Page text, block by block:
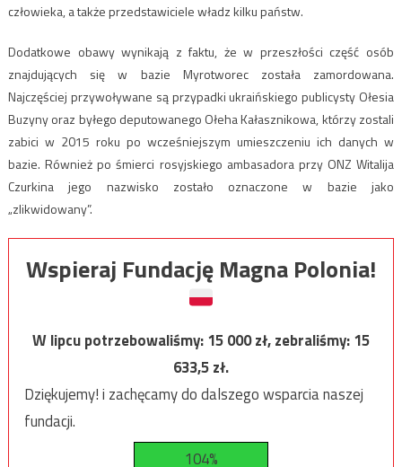
człowieka, a także przedstawiciele władz kilku państw.
Dodatkowe obawy wynikają z faktu, że w przeszłości część osób
znajdujących się w bazie Myrotworec została zamordowana.
Najczęściej przywoływane są przypadki ukraińskiego publicysty Ołesia
Buzyny oraz byłego deputowanego Ołeha Kałasznikowa, którzy zostali
zabici w 2015 roku po wcześniejszym umieszczeniu ich danych w
bazie. Również po śmierci rosyjskiego ambasadora przy ONZ Witalija
Czurkina jego nazwisko zostało oznaczone w bazie jako
„zlikwidowany”.
Wspieraj Fundację Magna Polonia!
W lipcu potrzebowaliśmy:15 000zł, zebraliśmy:15
633,5zł.
Dziękujemy! i zachęcamy do dalszego wsparcia naszej
fundacji.
104%